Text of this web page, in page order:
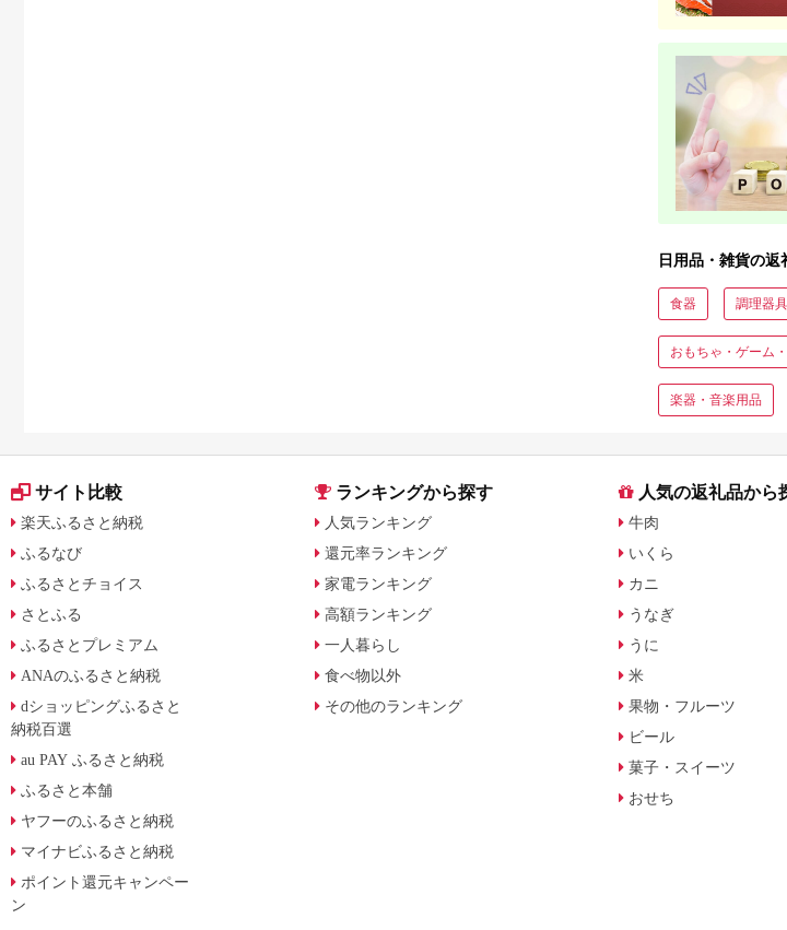
日用品・雑貨の返
食器 調理器具
おもちゃ・ゲーム
楽器・音楽用品
サイト比較
楽天ふるさと納税
ふるなび
ふるさとチョイス
さとふる
ふるさとプレミアム
ANAのふるさと納税
dショッピングふるさと
納税百選
au PAY ふるさと納税
ふるさと本舗
ヤフーのふるさと納税
マイナビふるさと納税
ポイント還元キャンペー
ン
ランキングから探す
人気ランキング
還元率ランキング
家電ランキング
高額ランキング
一人暮らし
食べ物以外
その他のランキング
人気の返礼品から
牛肉
いくら
カニ
うなぎ
うに
米
果物・フルーツ
ビール
菓子・スイーツ
おせち